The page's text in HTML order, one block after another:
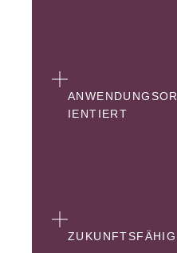
ANWENDUNGSOR
IENTIERT
ZUKUNFTSFÄHIG